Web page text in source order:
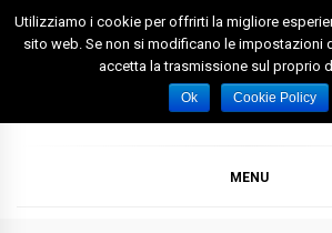
Skip
Spazio Foggia
Foggia News Calcio Eventi e
MENU
Utilizziamo i cookie per offrirti la migliore
sito web. Se non si modificano le impostazioni
accetta la trasmissione sul proprio
Ok Cookie Policy